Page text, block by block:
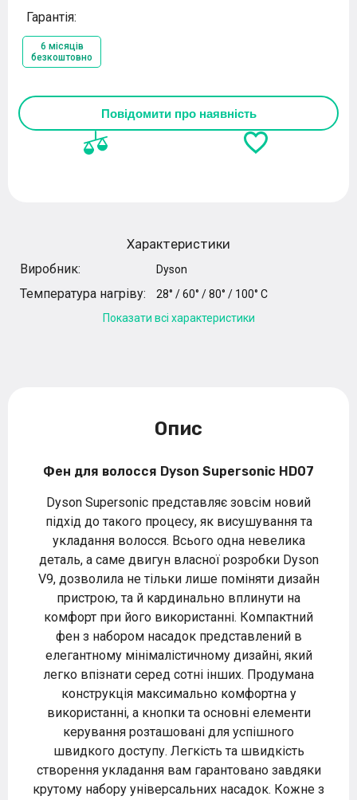
Гарантія:
6 місяців
безкоштовно
Повідомити про наявність
Характеристики
Виробник:
Dyson
Температура нагріву:
28° / 60° / 80° / 100° C
Показати всі характеристики
Опис
Фен для волосcя Dyson Supersonic HD07
Dyson Supersonic представляє зовсім новий
підхід до такого процесу, як висушування та
укладання волосся. Всього одна невелика
деталь, а саме двигун власної розробки Dyson
V9, дозволила не тільки лише поміняти дизайн
пристрою, та й кардинально вплинути на
комфорт при його використанні. Компактний
фен з набором насадок представлений в
елегантному мінімалістичному дизайні, який
легко впізнати серед сотні інших. Продумана
конструкція максимально комфортна у
використанні, а кнопки та основні елементи
керування розташовані для успішного
швидкого доступу. Легкість та швидкість
створення укладання вам гарантовано завдяки
крутому набору універсальних насадок. Кожне з